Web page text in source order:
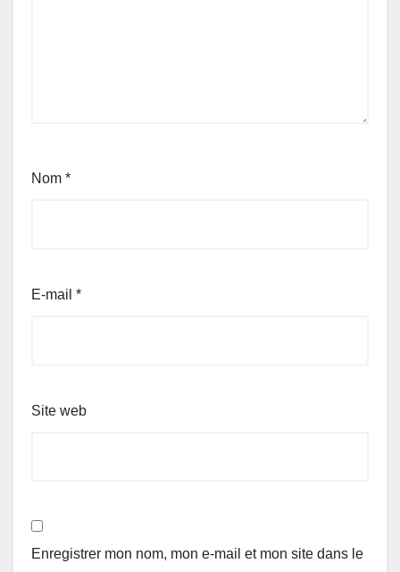
Nom *
E-mail *
Site web
Enregistrer mon nom, mon e-mail et mon site dans le